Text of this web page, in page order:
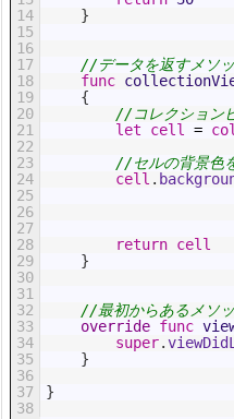
14
15
16
17
18
19
20
21
22
23
24
25
26
27
28
29
30
31
32
33
34
35
36
37
38
}
//データを返すメソ
func
{
//コレクション
let
cell =
//セルの背景色
cell .
return cell
}
//最初からあるメソ
override func
super.
}
}